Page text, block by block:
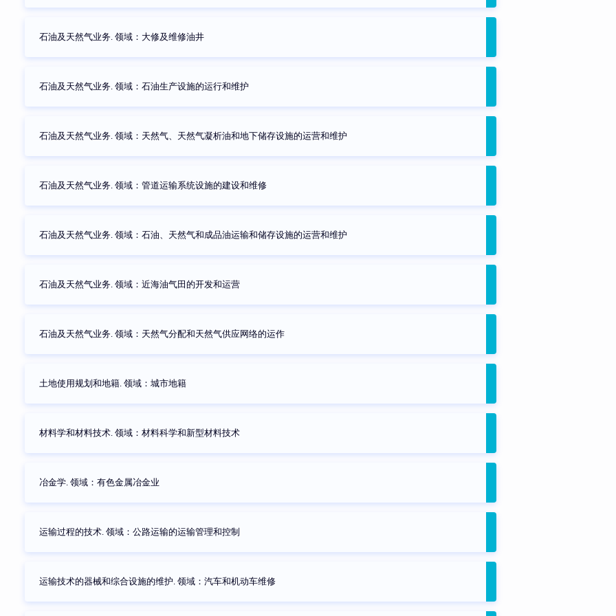
石油及天然气业务. 领域：大修及维修油井
石油及天然气业务. 领域：石油生产设施的运行和维护
石油及天然气业务. 领域：天然气、天然气凝析油和地下储存设施的运营和维护
石油及天然气业务. 领域：管道运输系统设施的建设和维修
石油及天然气业务. 领域：石油、天然气和成品油运输和储存设施的运营和维护
石油及天然气业务. 领域：近海油气田的开发和运营
石油及天然气业务. 领域：天然气分配和天然气供应网络的运作
土地使用规划和地籍. 领域：城市地籍
材料学和材料技术. 领域：材料科学和新型材料技术
冶金学. 领域：有色金属冶金业
运输过程的技术. 领域：公路运输的运输管理和控制
运输技术的器械和综合设施的维护. 领域：汽车和机动车维修